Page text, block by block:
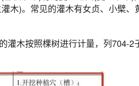
木)。常见的灌木有女贞、小檗、
灌木按照棵树进行计量，列704-2